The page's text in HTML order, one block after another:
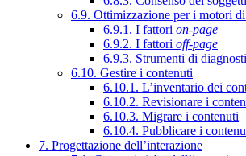
6.9. Ottimizzazione per i motori
6.9.1. I fattori on-page
6.9.2. I fattori off-page
6.9.3. Strumenti di
6.10. Gestire i contenuti
6.10.1. L’inventario dei
6.10.2. Revisionare i
6.10.3. Migrare i contenuti
6.10.4. Pubblicare i
7. Progettazione dell’interazione